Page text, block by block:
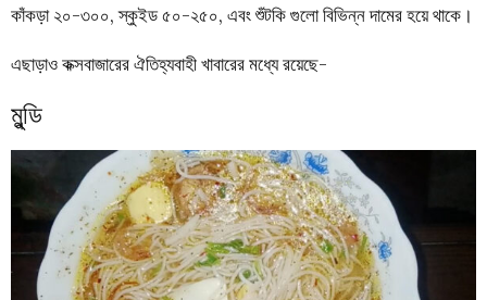
কাঁকড়া ২০-৩০০, স্কুইড ৫০-২৫০, এবং শুঁটকি গুলো বিভিন্ন দামের হয়ে থাকে।
এছাড়াও কক্সবাজারের ঐতিহ্যবাহী খাবারের মধ্যে রয়েছে-
মুন্ডি